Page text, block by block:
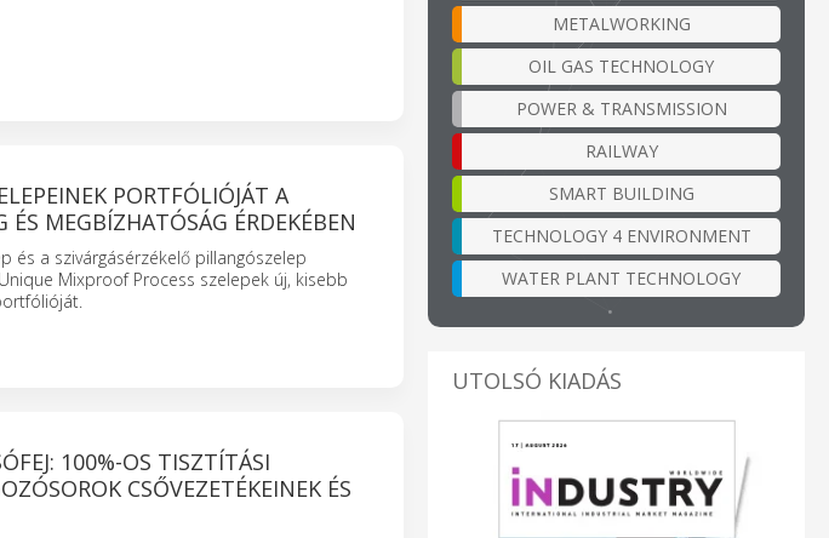
PORTFÓLIÓJÁT A
MEGBÍZHATÓSÁG ÉRDEKÉBEN
és a szivárgásérzékelő pillangószelep
Mixproof Process szelepek új, kisebb
100%-OS TISZTÍTÁSI
CSŐVEZETÉKEINEK ÉS
METALWORKING
OIL GAS TECHNOLOGY
POWER & TRANSMISSION
RAILWAY
SMART BUILDING
TECHNOLOGY 4 ENVIRONMENT
WATER PLANT TECHNOLOGY
UTOLSÓ KIADÁS